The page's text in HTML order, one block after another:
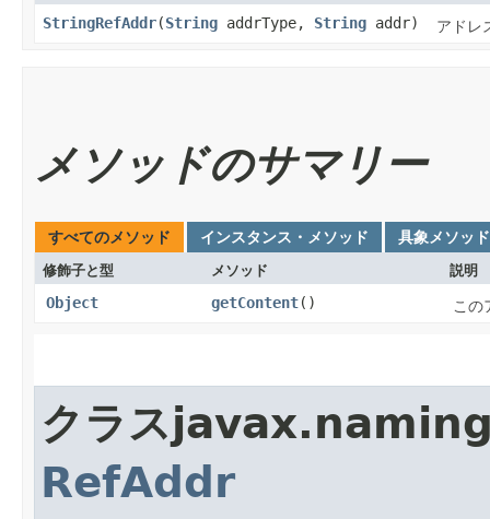
StringRefAddr​(String addrType, String addr) アドレ
メソッドのサマリー
すべてのメソッド インスタンス・メソッド 具象メソッド
修飾子と型 メソッド 説明
Object getContent() この
クラスjavax.naming
RefAddr